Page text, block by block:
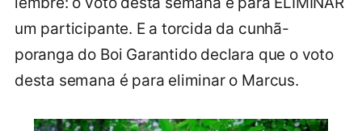
um participante. E a torcida da cunhã-
poranga do Boi Garantido declara que o voto
desta semana é para eliminar o Marcus.